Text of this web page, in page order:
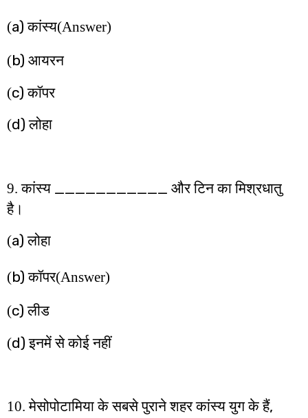
(a)कांस्य(Answer)
(b) आयरन
(c)कॉपर
(d)लोहा
9. कांस्य
और टिन का मिश्रधातु
है।
(a)लोहा
(b)कॉपर(Answer)
(c)लीड
(d)इनमें से कोई नहीं
10. मेसोपोटामिया के सबसे पुराने शहर कांस्य युग के हैं,